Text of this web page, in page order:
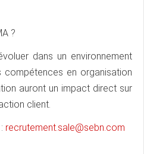
?
dans un environnement
compétences en organisation
auront un impact direct sur
client.
recrutement.sale@sebn.com